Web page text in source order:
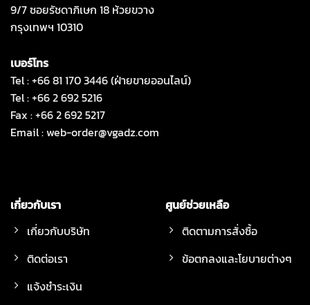
9/7 ซอยรัชดาภิเษก 18 ห้วยขวาง
กรุงเทพฯ 10310
เบอร์โทร
Tel : +66 81 170 3446 (ฝ่ายขายออนไลน์)
Tel : +66 2 692 5216
Fax : +66 2 692 5217
Email :web-order@vgadz.com
เกี่ยวกับเรา
เกี่ยวกับบริษัท
ติดต่อเรา
แจ้งชำระเงิน
ศูนย์ช่วยเหลือ
ติดตามการสั่งซื้อ
ข้อตกลงและโยบายต่างๆ